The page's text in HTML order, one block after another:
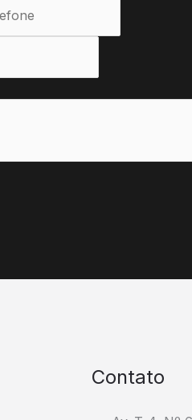
Contato